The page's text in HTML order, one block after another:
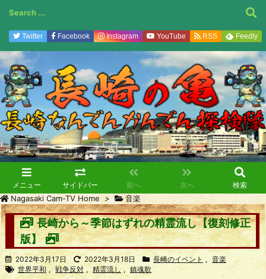
メニュー サイドバー 前へ 次へ 検索
Twitter Facebook Instagram YouTube RSS Feedly
Nagasaki Cam-TV Home > 音楽
長崎から～季節はずれの精霊流し【復刻修正
版】
2022年3月17日 2022年3月18日 長崎のイベント , 音楽
世界平和 , 戦争反対 , 精霊流し , 鎮魂歌